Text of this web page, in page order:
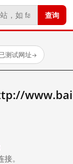
查询
测试网址→
。